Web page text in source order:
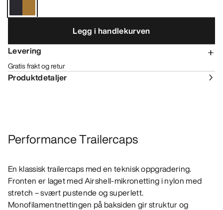
Legg i handlekurven
Levering
Gratis frakt og retur
Produktdetaljer
Performance Trailercaps
En klassisk trailercaps med en teknisk oppgradering.
Fronten er laget med Airshell-mikronetting i nylon med
stretch – svært pustende og superlett.
Monofilamentnettingen på baksiden gir struktur og